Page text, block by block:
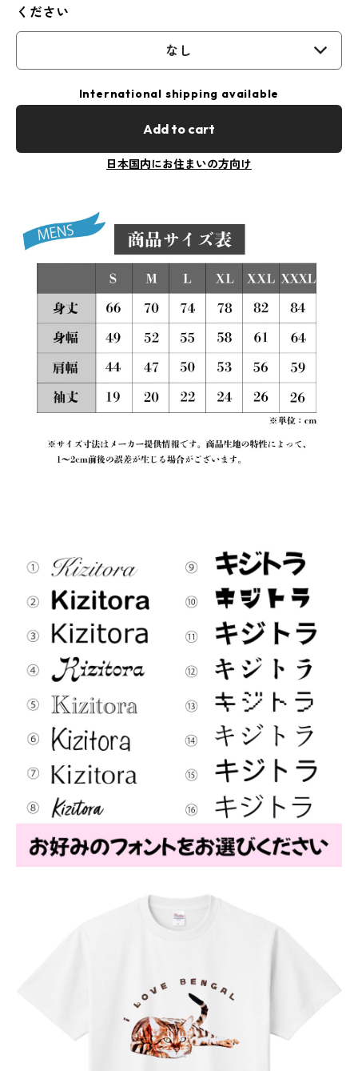
ください
なし
International shipping available
Add to cart
日本国内にお住まいの方向け